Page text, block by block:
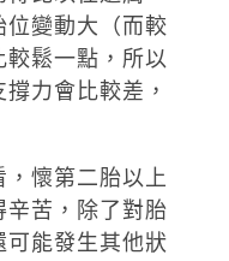
位變動大（而較
鬆一點，所以
力會比較差，
懷第二胎以上
辛苦，除了對胎
可能發生其他狀